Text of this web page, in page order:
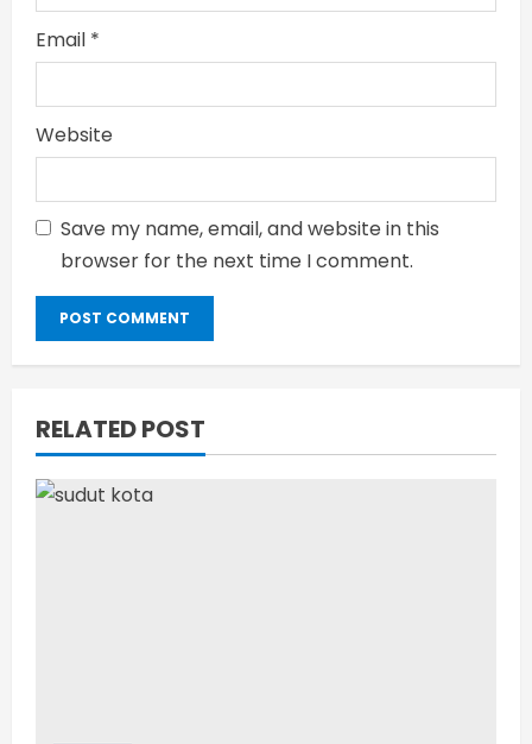
Email *
Website
Save my name, email, and website in this
browser for the next time I comment.
RELATED POST